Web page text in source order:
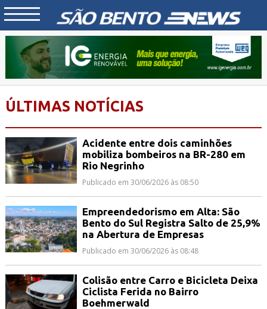
ÚLTIMAS NOTÍCIAS
Acidente entre dois caminhões
mobiliza bombeiros na BR-280 em
Rio Negrinho
Publicado em 30/06/2026 às 08:50
Empreendedorismo em Alta: São
Bento do Sul Registra Salto de 25,9%
na Abertura de Empresas
Publicado em 30/06/2026 às 08:48
Colisão entre Carro e Bicicleta Deixa
Ciclista Ferida no Bairro
Boehmerwald